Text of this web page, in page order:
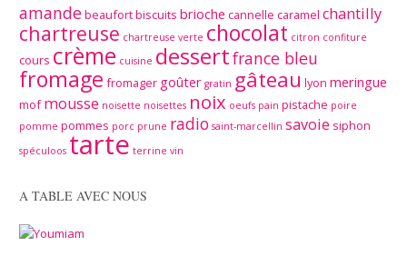
amandebeaufortbiscuits brioche cannelle caramel chantilly
chartreuse chartreuse verte chocolat citron confiture
cours crème cuisine dessertfrance bleu
fromage fromager goûter gratin gâteau lyon meringue
mof mousse noisette noisettes noix oeufs pain pistache poire
pomme pommes porc prune radio saint-marcellin savoie siphon
spéculoos tarte terrine vin
A TABLE AVEC NOUS